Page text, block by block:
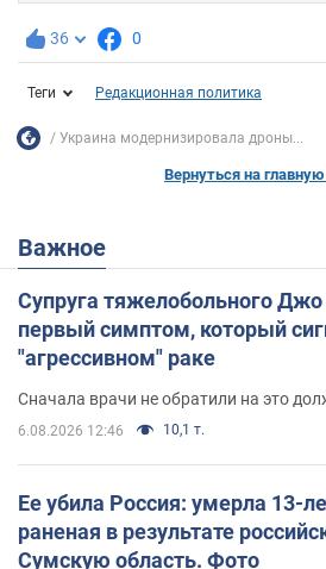
36 0
Теги Редакционная политика
Украина модернизировала дроны...
Вернуться на главную
Важное
Супруга тяжелобольного
первый симптом, который
"агрессивном" раке
Сначала врачи не обратили на это
6.08.2026 12:46 10,1 т.
Ее убила Россия: умерла 13-
раненая в результате
Сумскую область. Фото